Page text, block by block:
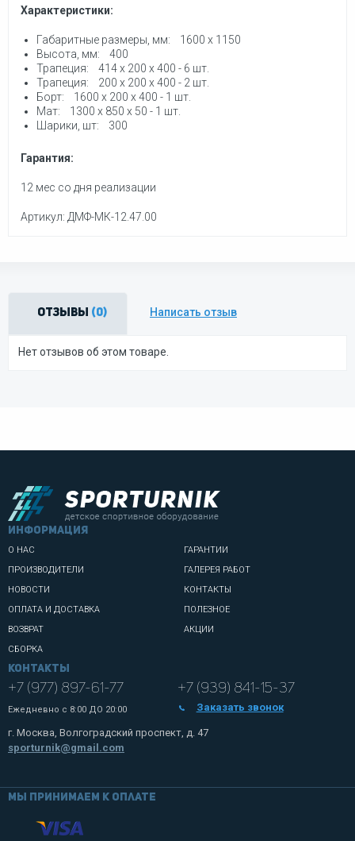
Характеристики:
Габаритные размеры, мм: 1600 x 1150
Высота, мм: 400
Трапеция: 414 х 200 х 400 - 6 шт.
Трапеция: 200 х 200 х 400 - 2 шт.
Борт: 1600 х 200 х 400 - 1 шт.
Мат: 1300 х 850 х 50 - 1 шт.
Шарики, шт: 300
Гарантия:
12 мес со дня реализации
Артикул: ДМФ-МК-12.47.00
Отзывы (0) Написать отзыв
Нет отзывов об этом товаре.
информация
О НАС
ПРОИЗВОДИТЕЛИ
НОВОСТИ
ОПЛАТА И ДОСТАВКА
ВОЗВРАТ
СБОРКА
ГАРАНТИИ
ГАЛЕРЕЯ РАБОТ
КОНТАКТЫ
ПОЛЕЗНОЕ
АКЦИИ
Контакты
+7 (977) 897-61-77
Ежедневно с 8:00 ДО 20:00
+7 (939) 841-15-37
Заказать звонок
г. Москва, Волгоградский проспект, д. 47
sporturnik@gmail.com
Мы принимаем к оплате